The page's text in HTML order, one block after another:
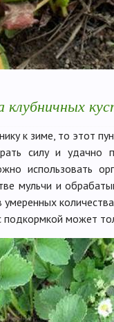
клубничных
к зиме, то этот
силу и удачно
использовать
мульчи и
подкормкой может